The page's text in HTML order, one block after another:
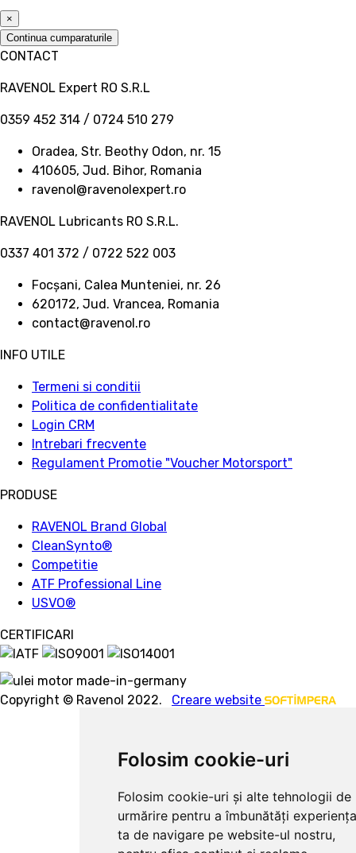
Folosim cookie-uri
Folosim cookie-uri și alte tehnologii de
urmărire pentru a îmbunătăți
ta de navigare pe website-ul nostru,
×
Continua cumparaturile
CONTACT
RAVENOL Expert RO S.R.L
0359 452 314 / 0724 510 279
Oradea, Str. Beothy Odon, nr. 15
410605, Jud. Bihor, Romania
ravenol@ravenolexpert.ro
RAVENOL Lubricants RO S.R.L.
0337 401 372 / 0722 522 003
Focșani, Calea Munteniei, nr. 26
620172, Jud. Vrancea, Romania
contact@ravenol.ro
INFO UTILE
Termeni si conditii
Politica de confidentialitate
Login CRM
Intrebari frecvente
Regulament Promotie "Voucher Motorsport"
PRODUSE
RAVENOL Brand Global
CleanSynto®
Competitie
ATF Professional Line
USVO®
CERTIFICARI
Copyright © Ravenol 2022. Creare website